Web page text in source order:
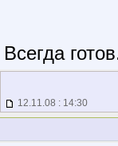
Всегда
12.11.08 : 14:30